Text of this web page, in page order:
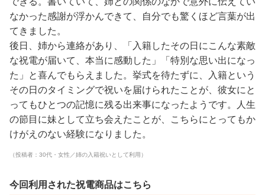
なかった感謝が浮かんできて、自分でも驚くほど言葉が出
てきました。
後日、姉から連絡があり、「入籍したその日にこんな素敵
な祝電が届いて、本当に感動した」「特別な思い出になっ
た」と喜んでもらえました。挙式を待たずに、入籍という
その日のタイミングで祝いを届けられたことが、彼女にと
ってもひとつの記憶に残る出来事になったようです。人生
の節目に妹として立ち会えたことが、こちらにとってもか
けがえのない経験になりました。
（投稿者：30代・女性／姉の入籍祝いとして利用）
今回利用された祝電商品はこちら